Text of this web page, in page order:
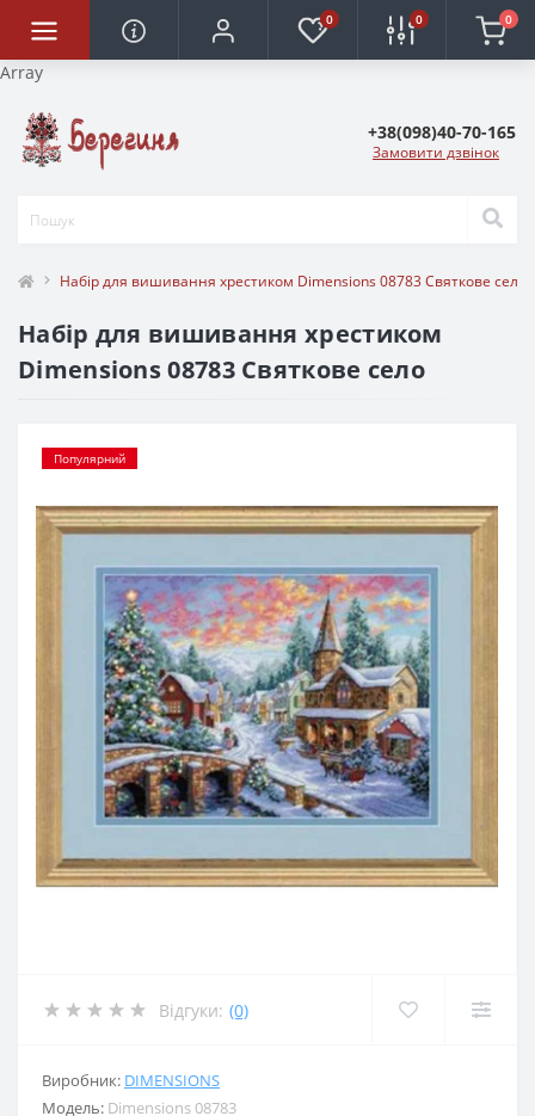
Array
0 0 0
+38(098)40-70-165
Замовити дзвінок
Набір для вишивання хрестиком Dimensions 08783 Святкове село
Набір для вишивання хрестиком
Dimensions 08783 Святкове село
Популярний
Відгуки: (0)
Виробник: DIMENSIONS
Модель: Dimensions 08783